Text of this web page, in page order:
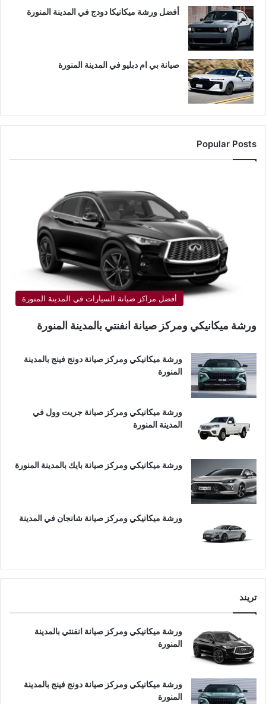
أفضل ورشة ميكانيكا دودج في المدينة المنورة
صيانة بي ام دبليو في المدينة المنورة
Popular Posts
أفضل مراكز صيانة السيارات في المدينة المنورة
ورشة ميكانيكي ومركز صيانة انفنتي بالمدينة المنورة
ورشة ميكانيكي ومركز صيانة دونج فينج بالمدينة
المنورة
ورشة ميكانيكي ومركز صيانة جريت وول في
المدينة المنورة
ورشة ميكانيكي ومركز صيانة بايك بالمدينة المنورة
ورشة ميكانيكي ومركز صيانة شانجان في المدينة
تريند
ورشة ميكانيكي ومركز صيانة انفنتي بالمدينة
المنورة
ورشة ميكانيكي ومركز صيانة دونج فينج بالمدينة
المنورة